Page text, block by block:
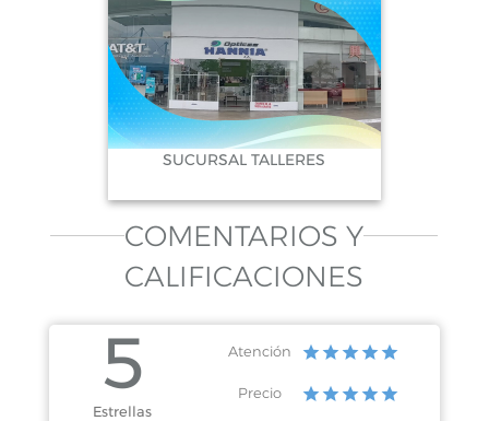
SUCURSAL TALLERES
COMENTARIOS Y
CALIFICACIONES
5
Estrellas
Atención
Precio